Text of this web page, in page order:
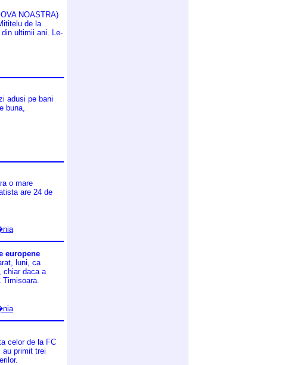
NOASTRA)
de la
ultimii ani. Le-
adusi pe bani
buna,
o mare
are 24 de
europene
luni, ca
chiar daca a
celor de la FC
au primit trei